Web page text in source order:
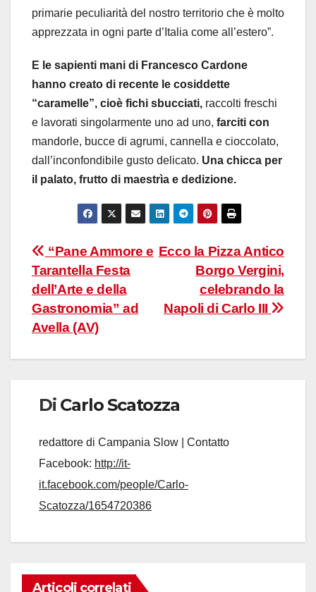
primarie peculiarità del nostro territorio che è molto
apprezzata in ogni parte d’Italia come all’estero”.
E le sapienti mani di Francesco Cardone
hanno creato di recente le cosiddette
“caramelle”, cioè fichi sbucciati, raccolti freschi
e lavorati singolarmente uno ad uno, farciti con
mandorle, bucce di agrumi, cannella e cioccolato,
dall’inconfondibile gusto delicato. Una chicca per
il palato, frutto di maestrìa e dedizione.
Navigazione
articoli
Ecco la Pizza Antico
Borgo Vergini,
celebrando la
Napoli di Carlo III
“Pane Ammore e
Tarantella Festa
dell’Arte e della
Gastronomia” ad
Avella (AV)
Di Carlo Scatozza
redattore di Campania Slow | Contatto
Facebook: http://it-
it.facebook.com/people/Carlo-
Scatozza/1654720386
Articoli correlati